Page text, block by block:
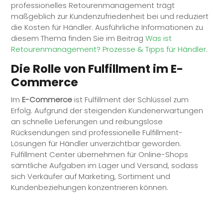
professionelles Retourenmanagement trägt
maßgeblich zur Kundenzufriedenheit bei und reduziert
die Kosten für Händler. Ausführliche Informationen zu
diesem Thema finden Sie im BeitragWas ist
Retourenmanagement? Prozesse & Tipps für Händler.
Die Rolle von Fulfillment im E-
Commerce
Im E-Commerce ist Fulfillment der Schlüssel zum
Erfolg. Aufgrund der steigenden Kundenerwartungen
an schnelle Lieferungen und reibungslose
Rücksendungen sind professionelle Fulfillment-
Lösungen für Händler unverzichtbar geworden.
Fulfillment Center übernehmen für Online-Shops
sämtliche Aufgaben im Lager und Versand, sodass
sich Verkäufer auf Marketing, Sortiment und
Kundenbeziehungen konzentrieren können.